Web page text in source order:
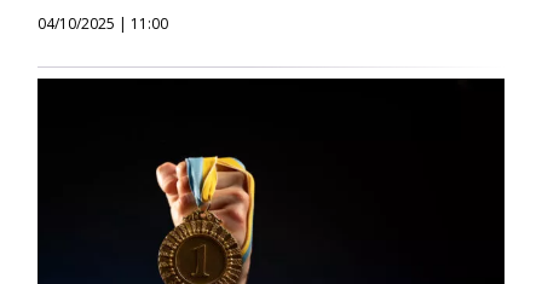
04/10/2025 | 11:00